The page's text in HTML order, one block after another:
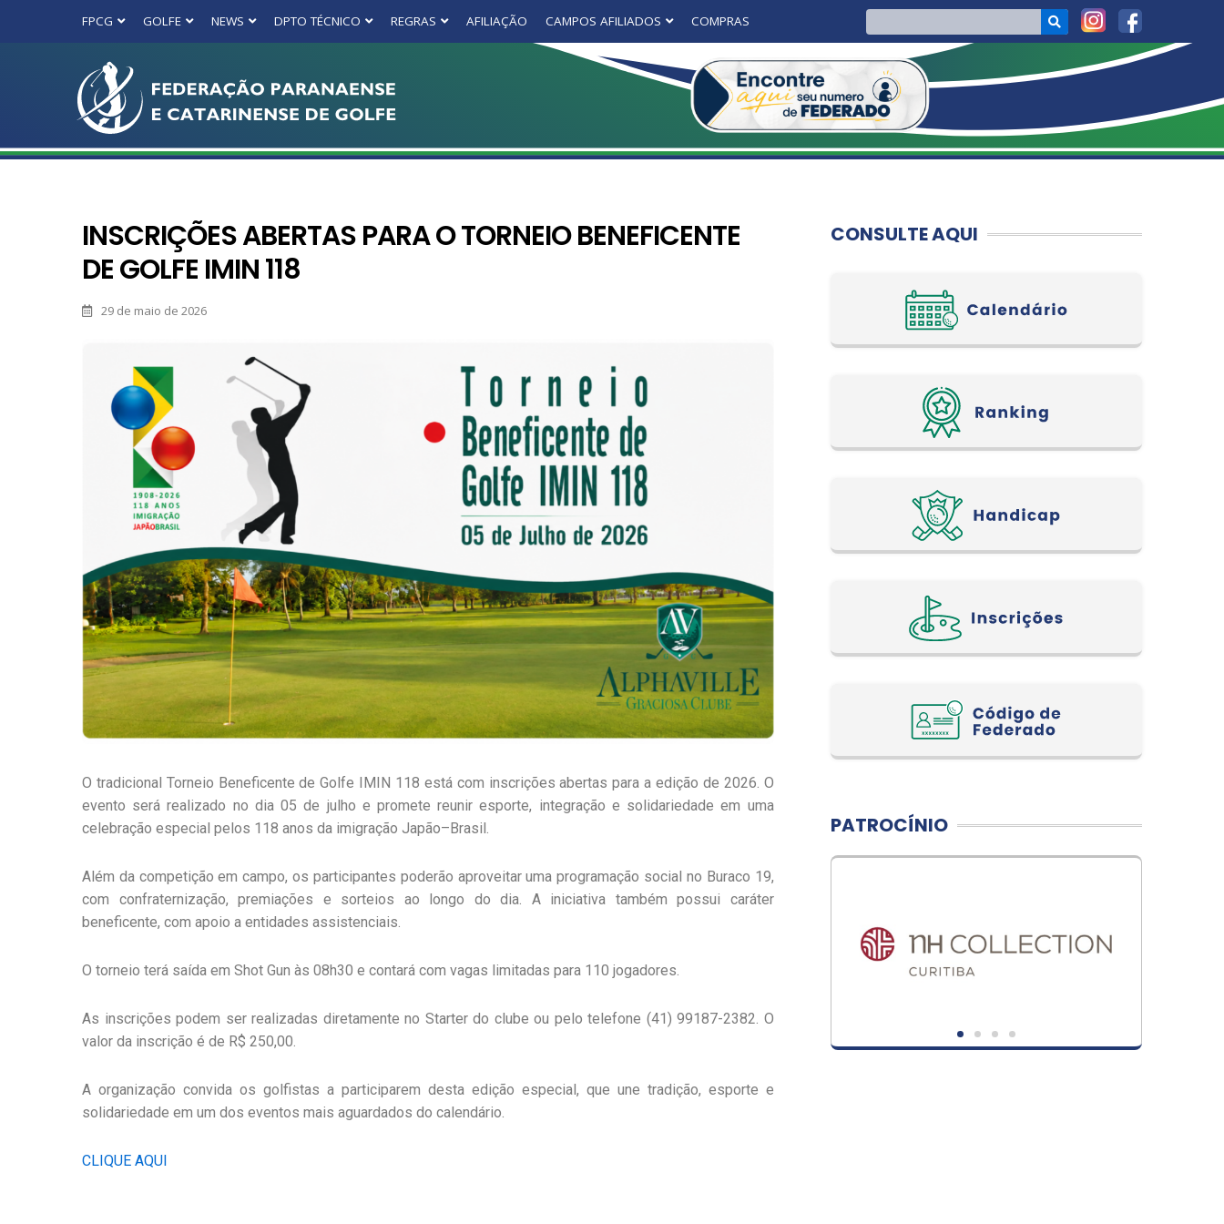
FPCG GOLFE NEWS DPTO TÉCNICO REGRAS AFILIAÇÃO CAMPOS AFILIADOS COMPRAS
INSCRIÇÕES ABERTAS PARA O TORNEIO BENEFICENTE
DE GOLFE IMIN 118
29 de maio de 2026
O tradicional Torneio Beneficente de Golfe IMIN 118 está com inscrições abertas para a edição de 2026. O
evento será realizado no dia 05 de julho e promete reunir esporte, integração e solidariedade em uma
celebração especial pelos 118 anos da imigração Japão–Brasil.
Além da competição em campo, os participantes poderão aproveitar uma programação social no Buraco 19,
com confraternização, premiações e sorteios ao longo do dia. A iniciativa também possui caráter
beneficente, com apoio a entidades assistenciais.
O torneio terá saída em Shot Gun às 08h30 e contará com vagas limitadas para 110 jogadores.
As inscrições podem ser realizadas diretamente no Starter do clube ou pelo telefone (41) 99187-2382. O
valor da inscrição é de R$ 250,00.
A organização convida os golfistas a participarem desta edição especial, que une tradição, esporte e
solidariedade em um dos eventos mais aguardados do calendário.
CLIQUE AQUI
CONSULTE AQUI
PATROCÍNIO